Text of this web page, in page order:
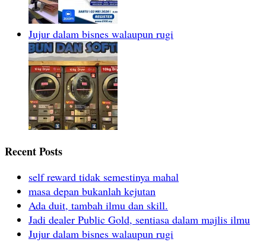
Jujur dalam bisnes walaupun rugi
Recent Posts
self reward tidak semestinya mahal
masa depan bukanlah kejutan
Ada duit, tambah ilmu dan skill.
Jadi dealer Public Gold, sentiasa dalam majlis ilmu
Jujur dalam bisnes walaupun rugi